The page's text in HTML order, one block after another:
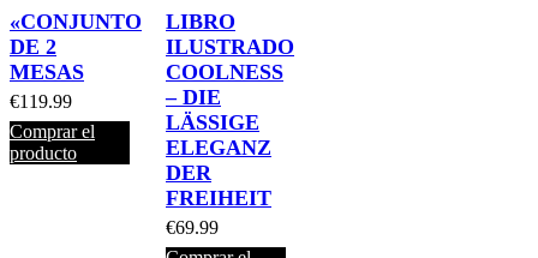
«CONJUNTO
DE 2
MESAS
€119.99
Comprar el
producto
LIBRO
ILUSTRADO
COOLNESS
– DIE
LÄSSIGE
ELEGANZ
DER
FREIHEIT
€69.99